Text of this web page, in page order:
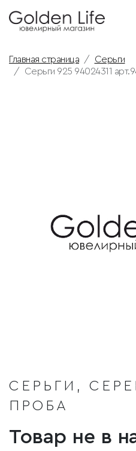
Главная страница
Серьги
Серьги 925 94024311
СЕРЬГИ,
ПРОБА
Товар не в